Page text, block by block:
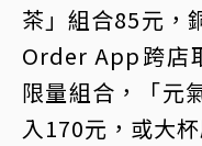
茶」組合85元，
Order App跨店
限量組合，「元
入170元，或大